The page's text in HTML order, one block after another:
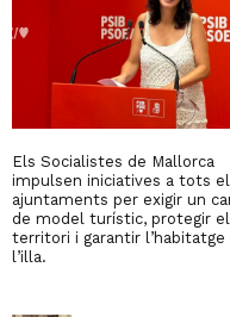
Els Socialistes de Mallorca
impulsen iniciatives a tots
ajuntaments per exigir un
de model turístic, protegir el
territori i garantir l’habitatge
l’illa.